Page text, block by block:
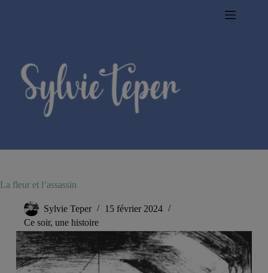
La fleur et l’assassin
Sylvie Teper
15 février 2024
Ce soir, une histoire